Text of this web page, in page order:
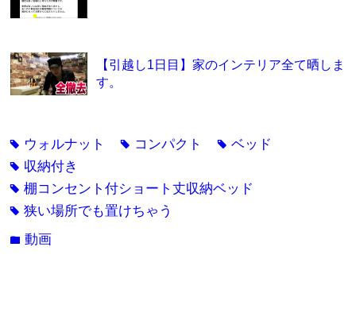
【引越し1日目】家のインテリア全て晒しま
す。
tag ウォルナット tag コンパクト tagベッド
tag 収納付き
tag棚コンセント付ショート丈収納ベッド
tag狭い場所でも置けちゃう
folder動画